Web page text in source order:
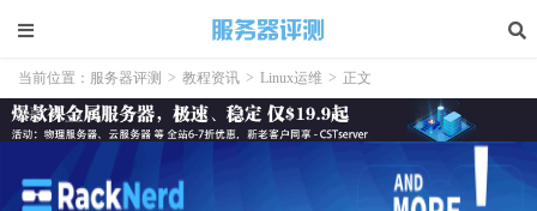
当前位置： 服务器评测 > 教程资讯 > Linux运维 > 正文